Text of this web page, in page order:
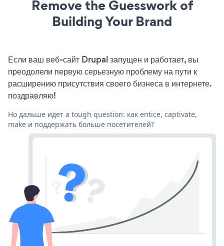
Remove the Guesswork of
Building Your Brand
Если ваш веб-сайт Drupal запущен и работает, вы
преодолели первую серьезную проблему на пути к
расширению присутствия своего бизнеса в интернете.
поздравляю!
Но дальше идет a tough question: как entice, captivate,
make и поддержать больше посетителей?